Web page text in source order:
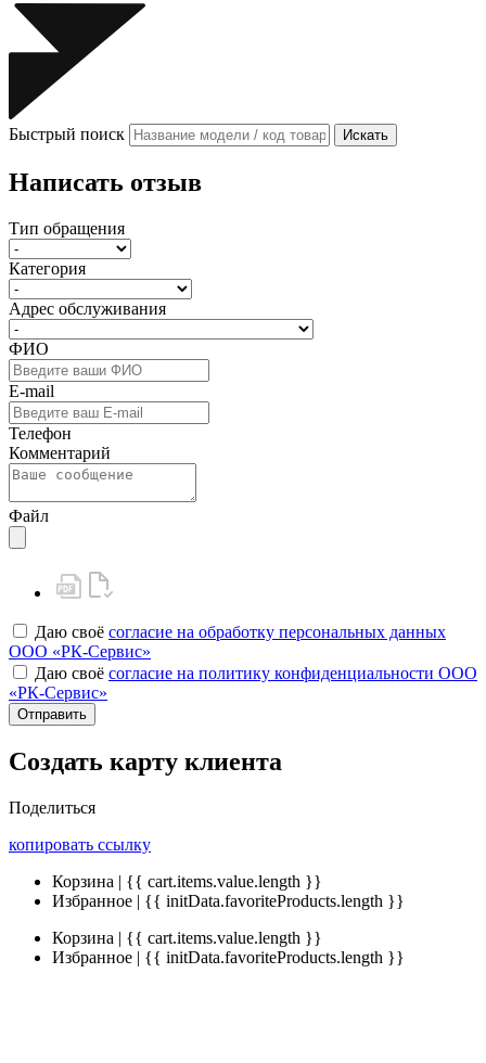
Быстрый поиск Искать
Написать отзыв
Тип обращения
Категория
Адрес обслуживания
ФИО
E-mail
Телефон
Комментарий
Файл
Даю своё согласие на обработку персональных данных
ООО «РК-Сервис»
Даю своё согласие на политику конфиденциальности ООО
«РК-Сервис»
Отправить
Создать карту клиента
Поделиться
копировать ссылку
Корзина | {{ cart.items.value.length }}
Избранное | {{ initData.favoriteProducts.length }}
Корзина | {{ cart.items.value.length }}
Избранное | {{ initData.favoriteProducts.length }}